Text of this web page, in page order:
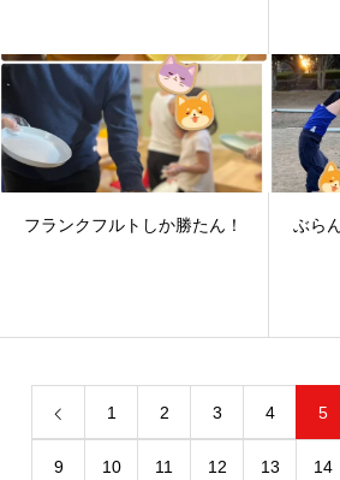
フランクフルトしか勝たん！ ぶら
1 2 3 4 5
9 10 11 12 13 14